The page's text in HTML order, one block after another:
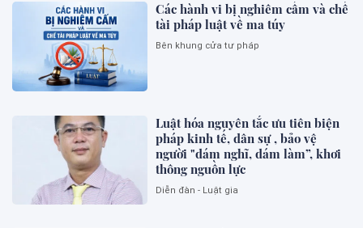
Các hành vi bị nghiêm cấm và chế
tài pháp luật về ma túy
Bên khung cửa tư pháp
Luật hóa nguyên tắc ưu tiên biện
pháp kinh tế, dân sự , bảo vệ
người "dám nghĩ, dám làm”, khơi
thông nguồn lực
Diễn đàn - Luật gia